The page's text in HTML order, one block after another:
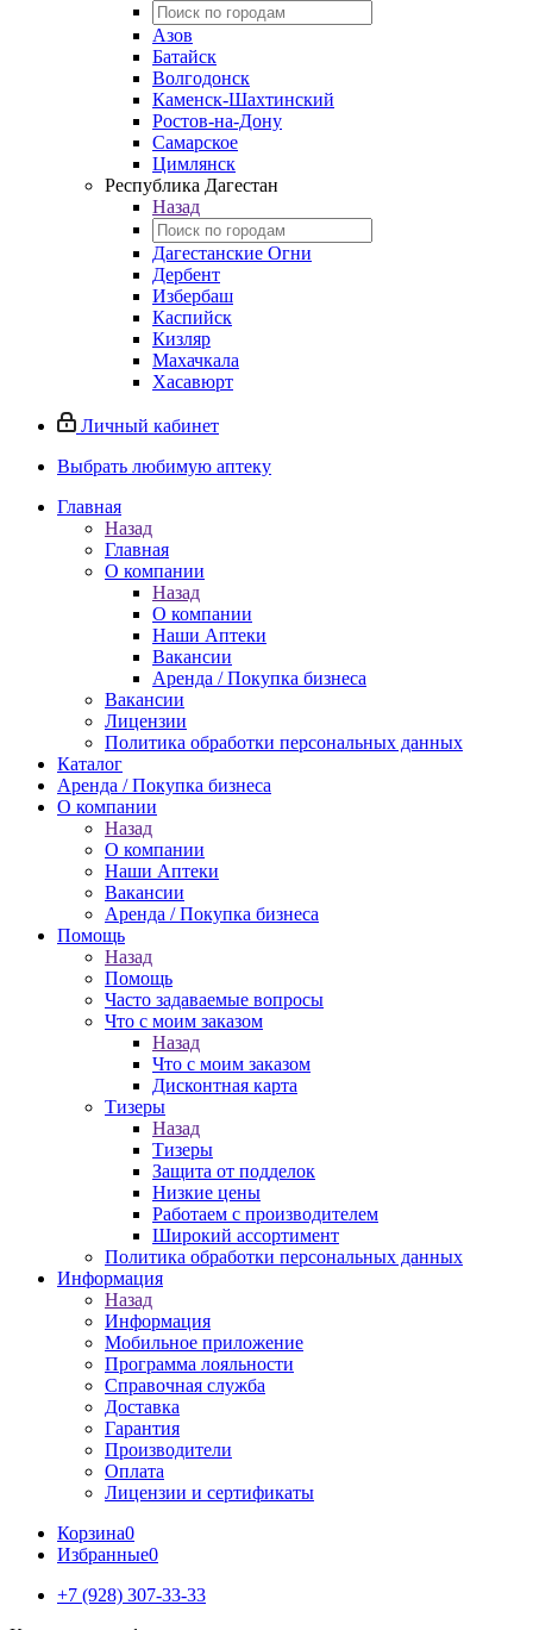
Азов
Батайск
Волгодонск
Каменск-Шахтинский
Ростов-на-Дону
Самарское
Цимлянск
Республика Дагестан
Назад
Дагестанские Огни
Дербент
Избербаш
Каспийск
Кизляр
Махачкала
Хасавюрт
Личный кабинет
Выбрать любимую аптеку
Главная
Назад
Главная
О компании
Назад
О компании
Наши Аптеки
Вакансии
Аренда / Покупка бизнеса
Вакансии
Лицензии
Политика обработки персональных данных
Каталог
Аренда / Покупка бизнеса
О компании
Назад
О компании
Наши Аптеки
Вакансии
Аренда / Покупка бизнеса
Помощь
Назад
Помощь
Часто задаваемые вопросы
Что с моим заказом
Назад
Что с моим заказом
Дисконтная карта
Тизеры
Назад
Тизеры
Защита от подделок
Низкие цены
Работаем с производителем
Широкий ассортимент
Политика обработки персональных данных
Информация
Назад
Информация
Мобильное приложение
Программа лояльности
Справочная служба
Доставка
Гарантия
Производители
Оплата
Лицензии и сертификаты
Корзина0
Избранные0
+7 (928) 307-33-33